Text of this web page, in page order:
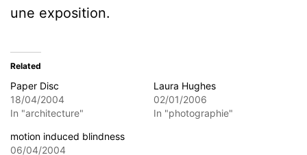
une exposition.
Related
Paper Disc
18/04/2004
In "architecture"
Laura Hughes
02/01/2006
In "photographie"
motion induced blindness
06/04/2004